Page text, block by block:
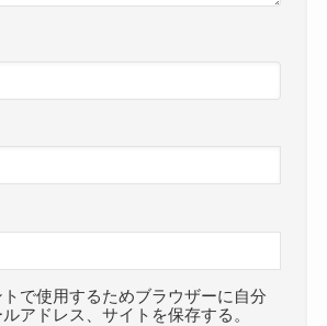
で使用するためブラウザーに自分
アドレス、サイトを保存する。